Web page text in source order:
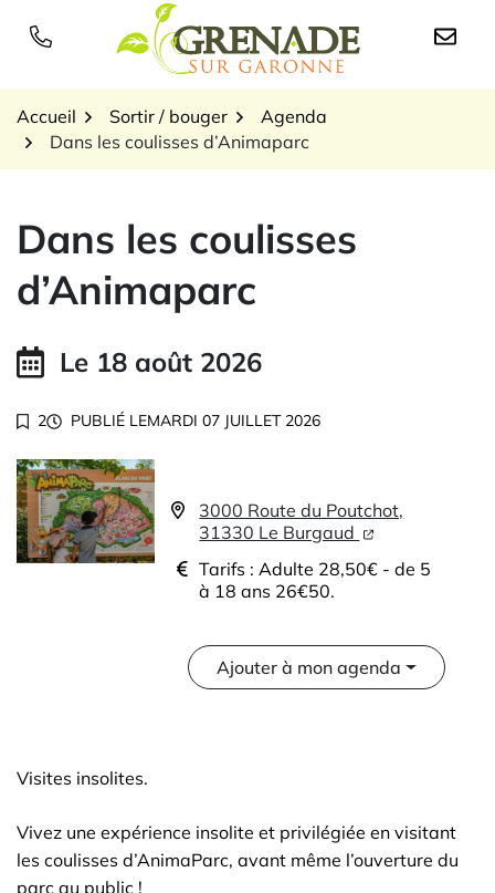
Logo Grenade sur
Accueil Sortir / bouger
Agenda
Dans les coulisses d’Animaparc
Dans les coulisses
d’Animaparc
Le 18 août 2026
2 PUBLIÉ LEMARDI 07 JUILLET 2026
3000 Route du Poutchot,
31330 Le Burgaud
Tarifs : Adulte 28,50€ - de 5
à 18 ans 26€50.
Ajouter à mon agenda
Visites insolites.
Vivez une expérience insolite et privilégiée en visitant
les coulisses d’AnimaParc, avant même l’ouverture du
parc au public !